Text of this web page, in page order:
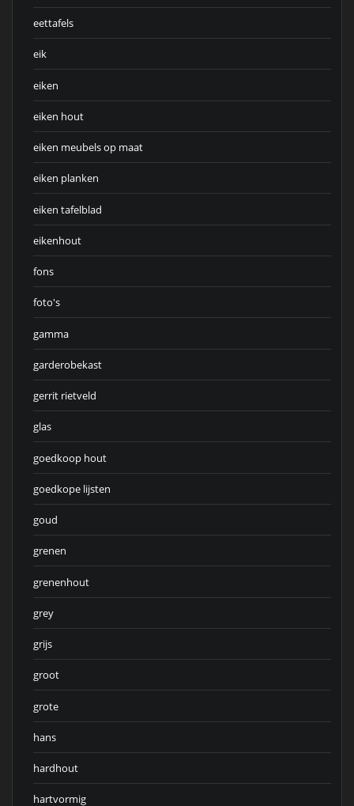
eettafels
eik
eiken
eiken hout
eiken meubels op maat
eiken planken
eiken tafelblad
eikenhout
fons
foto's
gamma
garderobekast
gerrit rietveld
glas
goedkoop hout
goedkope lijsten
goud
grenen
grenenhout
grey
grijs
groot
grote
hans
hardhout
hartvormig